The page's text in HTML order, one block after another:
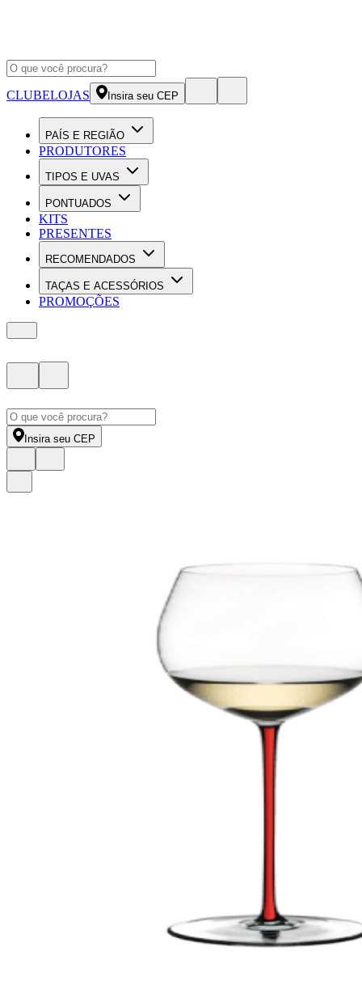
CLUBELOJAS Insira seu CEP
PAÍS E REGIÃO
PRODUTORES
TIPOS E UVAS
PONTUADOS
KITS
PRESENTES
RECOMENDADOS
TAÇAS E ACESSÓRIOS
PROMOÇÕES
Insira seu CEP